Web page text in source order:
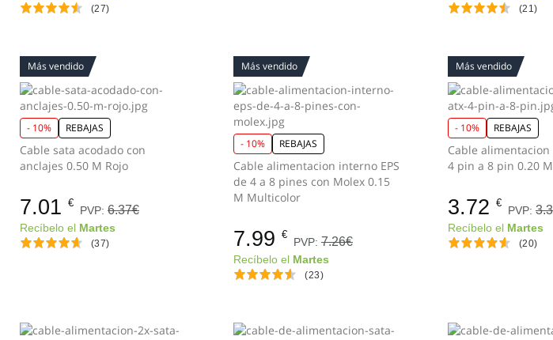
(27) (21)
Más vendido
- 10% REBAJAS
Cable sata acodado con
anclajes 0.50 M Rojo
7.01 €
PVP: 6.37€
Recíbelo el Martes
(37)
Más vendido
- 10% REBAJAS
Cable alimentacion interno EPS
de 4 a 8 pines con Molex 0.15
M Multicolor
7.99 €
PVP:7.26€
Recíbelo el Martes
(23)
Más vendido
- 10% REBAJAS
Cable alimentacion
4 pin a 8 pin 0.20
3.72 €
PVP:
Recíbelo el Martes
(20)